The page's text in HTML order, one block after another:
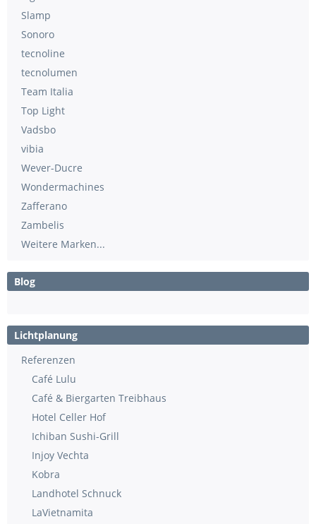
Slamp
Sonoro
tecnoline
tecnolumen
Team Italia
Top Light
Vadsbo
vibia
Wever-Ducre
Wondermachines
Zafferano
Zambelis
Weitere Marken...
Blog
Lichtplanung
Referenzen
Café Lulu
Café & Biergarten Treibhaus
Hotel Celler Hof
Ichiban Sushi-Grill
Injoy Vechta
Kobra
Landhotel Schnuck
LaVietnamita